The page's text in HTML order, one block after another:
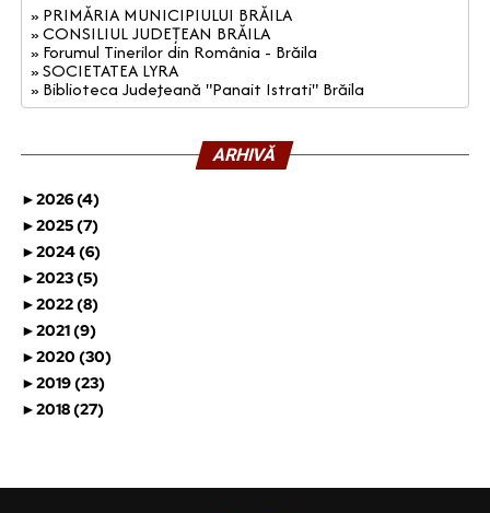
» PRIMĂRIA MUNICIPIULUI BRĂILA
» CONSILIUL JUDEȚEAN BRĂILA
» Forumul Tinerilor din România - Brăila
» SOCIETATEA LYRA
» Biblioteca Judeţeană "Panait Istrati" Brăila
ARHIVĂ
►2026 (4)
►2025 (7)
►2024 (6)
►2023 (5)
►2022 (8)
►2021 (9)
►2020 (30)
►2019 (23)
►2018 (27)